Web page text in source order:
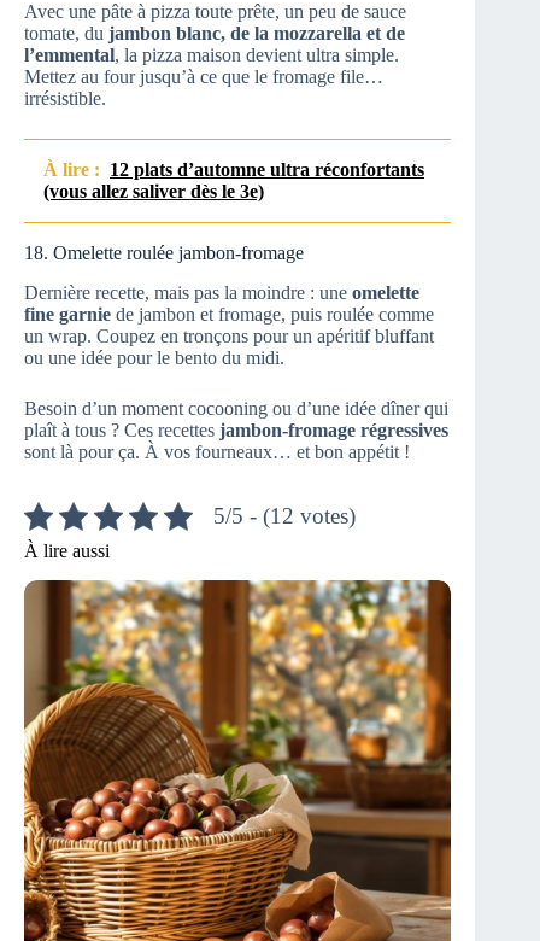
Avec une pâte à pizza toute prête, un peu de sauce
tomate, du jambon blanc, de la mozzarella et de
l’emmental, la pizza maison devient ultra simple.
Mettez au four jusqu’à ce que le fromage file…
irrésistible.
À lire : 12 plats d’automne ultra réconfortants
(vous allez saliver dès le 3e)
18. Omelette roulée jambon-fromage
Dernière recette, mais pas la moindre : une omelette
fine garnie de jambon et fromage, puis roulée comme
un wrap. Coupez en tronçons pour un apéritif bluffant
ou une idée pour le bento du midi.
Besoin d’un moment cocooning ou d’une idée dîner qui
plaît à tous ? Ces recettes jambon-fromage régressives
sont là pour ça. À vos fourneaux… et bon appétit !
5/5 - (12 votes)
À lire aussi